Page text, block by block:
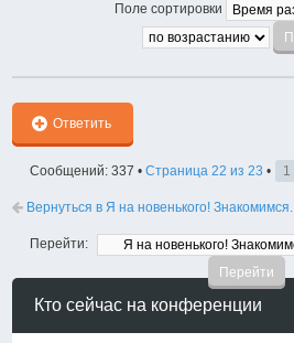
Поле сортировки
Ответить
Сообщений: 337 • Страница 22 из 23 • 1
Вернуться в Я на новенького! Знакомимся.
Перейти:
Кто сейчас на конференции